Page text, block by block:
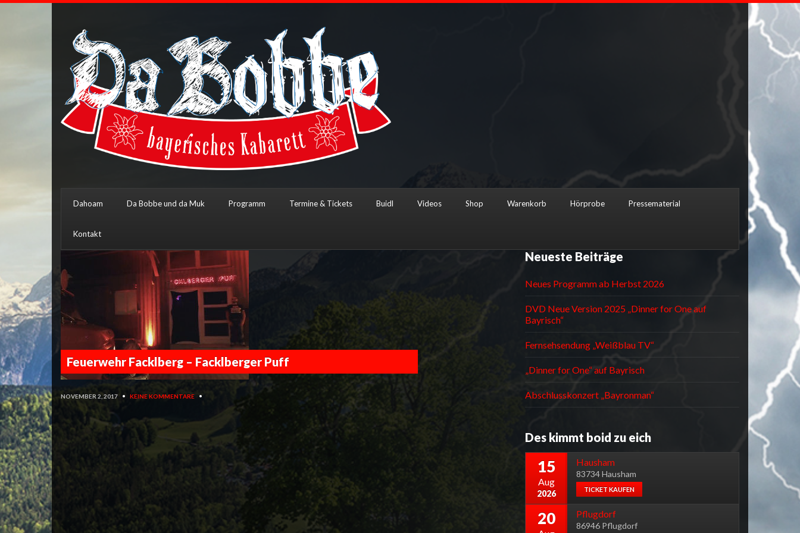
Dahoam Da Bobbe und da Muk Programm Termine & Tickets Buidl Videos Shop Warenkorb Hörprobe Pressematerial
Kontakt
Feuerwehr Facklberg – Facklberger Puff
NOVEMBER 2, 2017 • KEINE KOMMENTARE •
Neueste Beiträge
Neues Programm ab Herbst 2026
DVD Neue Version 2025 „Dinner for One auf
Bayrisch“
Fernsehsendung „Weißblau TV“
„Dinner for One“ auf Bayrisch
Abschlusskonzert „Bayronman“
Des kimmt boid zu eich
15
Aug
2026
Hausham
83734 Hausham
TICKET KAUFEN
20 Pflugdorf
86946 Pflugdorf